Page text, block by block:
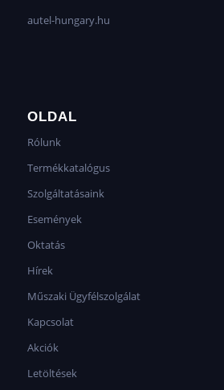
autel-hungary.hu
OLDAL
Rólunk
Termékkatalógus
Szolgáltatásaink
Események
Oktatás
Hírek
Műszaki Ügyfélszolgálat
Kapcsolat
Akciók
Letöltések